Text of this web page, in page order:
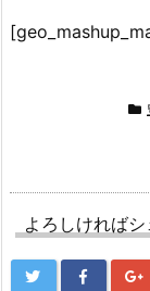
よろしければ